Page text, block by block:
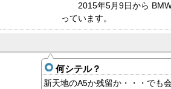
2015年5月9日から BMW
っています。
何シテル？
新天地のA5か残留か・・・でも